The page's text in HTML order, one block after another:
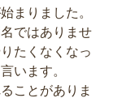
まりました。
ではありませ
たくなくなっ
います。
ことがありま